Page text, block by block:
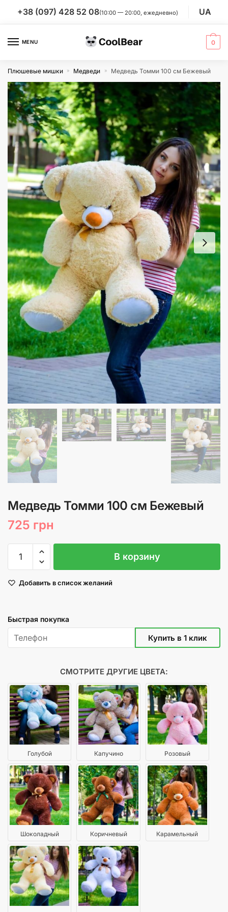
+38 (097) 428 52 08(10:00 — 20:00, ежедневно) UA
MENU 0
Плюшевые мишки » Медведи » Медведь Томми 100 см Бежевый
Медведь Томми 100 см Бежевый
725 грн
Количество
товара
Томми
Бежевый
В корзину
Добавить в список желаний
Быстрая покупка
СМОТРИТЕ ДРУГИЕ ЦВЕТА:
Голубой Капучино Розовый
Шоколадный Коричневый Карамельный